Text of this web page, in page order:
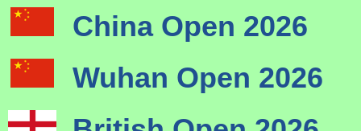
China Open 2026
Wuhan Open 2026